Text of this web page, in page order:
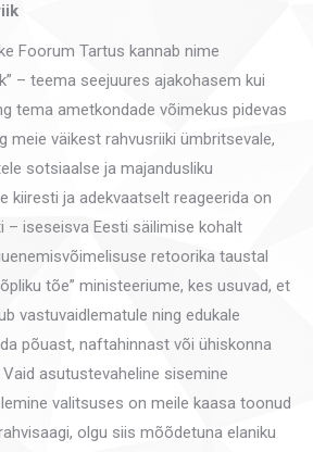
Foorum Tartus kannab nime
– teema seejuures ajakohasem kui
tema ametkondade võimekus pidevas
meie väikest rahvusriiki ümbritsevale,
sotsiaalse ja majandusliku
kiiresti ja adekvaatselt reageerida on
– iseseisva Eesti säilimise kohalt
retoorika taustal
tõe” ministeeriume, kes usuvad, et
vastuvaidlematule ning edukale
põuast, naftahinnast või ühiskonna
asutustevaheline sisemine
valitsuses on meile kaasa toonud
olgu siis mõõdetuna elaniku